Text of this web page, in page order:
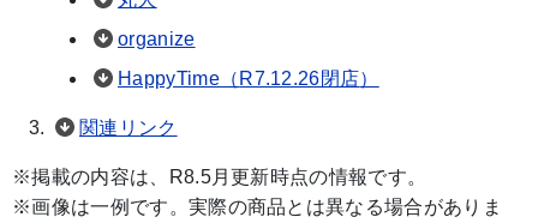
organize
HappyTime（ R7.12.26閉店）
関連リンク
※掲載の内容は、R8.5月更新時点の情報です。
※画像は一例です。実際の商品とは異なる場合がありま